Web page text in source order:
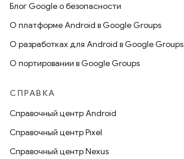
Блог Google о безопасности
О платформе Android в Google Groups
О разработках для Android в Google Groups
О портировании в Google Groups
СПРАВКА
Справочный центр Android
Справочный центр Pixel
Справочный центр Nexus